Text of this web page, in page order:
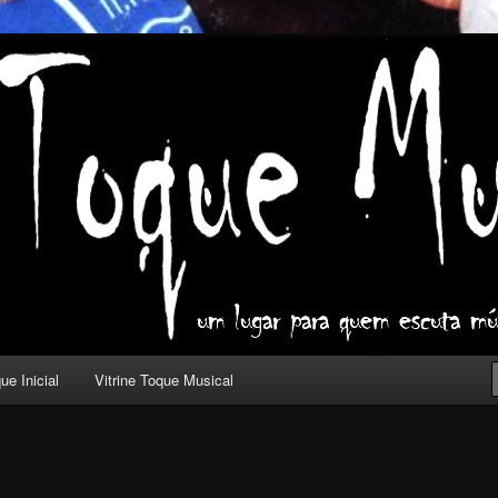
com outros olhos.
Inicial Vitrine Toque Musical